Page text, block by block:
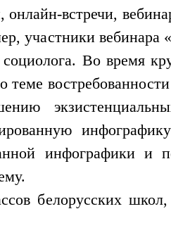
встречи,
вебинара
Во время
теме
инфографики и
белорусских